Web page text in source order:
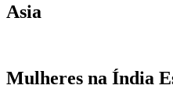
Asia
Mulheres na Índia